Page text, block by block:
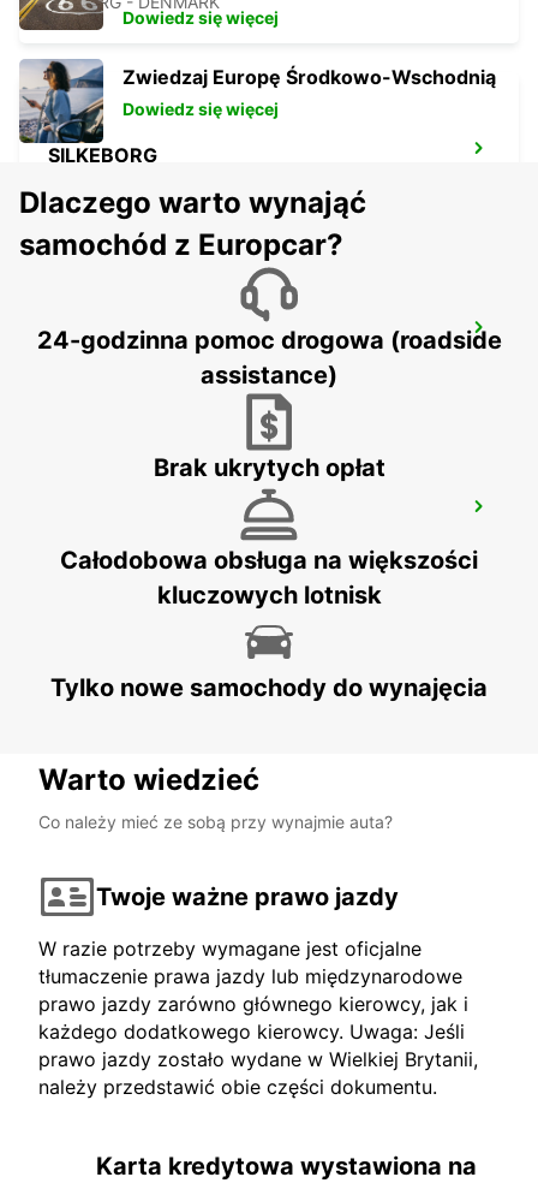
SILKEBORG
AARHUS-VIBY
VIBY J - DENMARK
Dowiedz się więcej
Zwiedzaj Europę Środkowo-Wschodnią
Dowiedz się więcej
Dlaczego warto wynająć
samochód z Europcar?
24-godzinna pomoc drogowa (roadside
assistance)
Brak ukrytych opłat
Całodobowa obsługa na większości
kluczowych lotnisk
Tylko nowe samochody do wynajęcia
Warto wiedzieć
Co należy mieć ze sobą przy wynajmie auta?
Twoje ważne prawo jazdy
W razie potrzeby wymagane jest oficjalne
tłumaczenie prawa jazdy lub międzynarodowe
prawo jazdy zarówno głównego kierowcy, jak i
każdego dodatkowego kierowcy. Uwaga: Jeśli
prawo jazdy zostało wydane w Wielkiej Brytanii,
należy przedstawić obie części dokumentu.
Karta kredytowa wystawiona na